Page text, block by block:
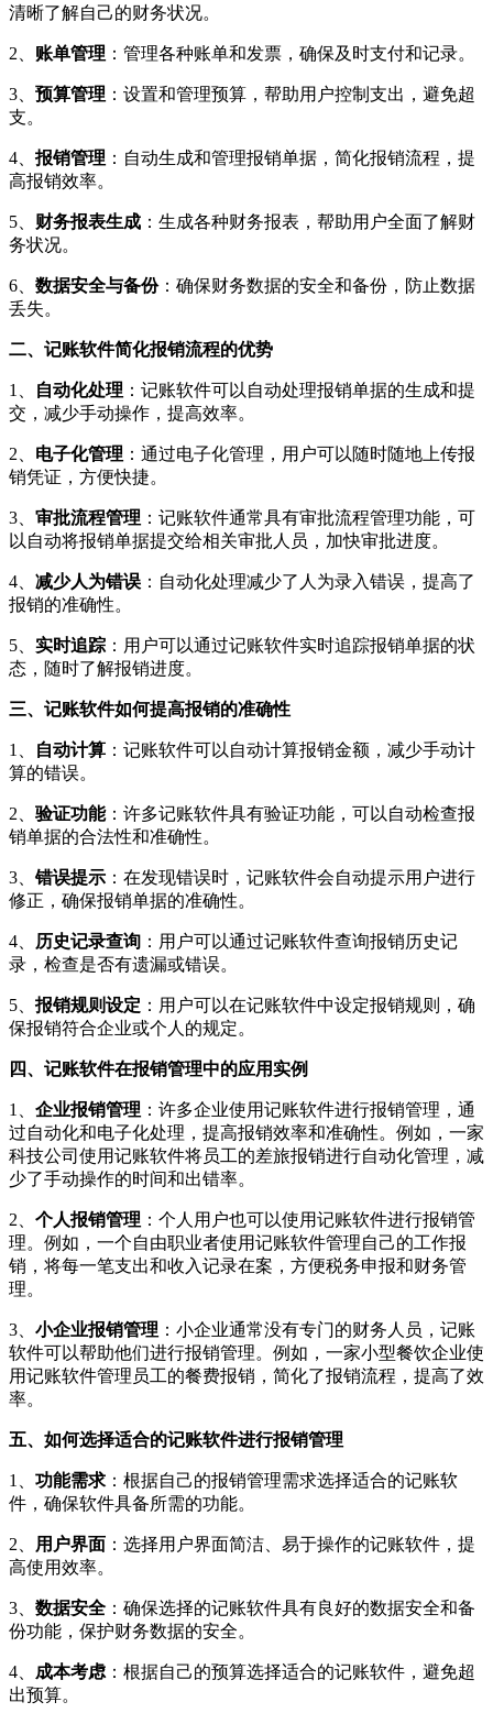
清晰了解自己的财务状况。
2、 账单管理 ：管理各种账单和发票，确保及时支付和记录。
3、 预算管理 ：设置和管理预算，帮助用户控制支出，避免超
支。
4、 报销管理 ：自动生成和管理报销单据，简化报销流程，提
高报销效率。
5、 财务报表生成 ：生成各种财务报表，帮助用户全面了解财
务状况。
6、 数据安全与备份：确保财务数据的安全和备份，防止数据
丢失。
二、记账软件简化报销流程的优势
1、 自动化处理 ：记账软件可以自动处理报销单据的生成和提
交，减少手动操作，提高效率。
2、 电子化管理 ：通过电子化管理，用户可以随时随地上传报
销凭证，方便快捷。
3、 审批流程管理 ：记账软件通常具有审批流程管理功能，可
以自动将报销单据提交给相关审批人员，加快审批进度。
4、 减少人为错误 ：自动化处理减少了人为录入错误，提高了
报销的准确性。
5、 实时追踪 ：用户可以通过记账软件实时追踪报销单据的状
态，随时了解报销进度。
三、记账软件如何提高报销的准确性
1、 自动计算 ：记账软件可以自动计算报销金额，减少手动计
算的错误。
2、 验证功能：许多记账软件具有验证功能，可以自动检查报
销单据的合法性和准确性。
3、 错误提示 ：在发现错误时，记账软件会自动提示用户进行
修正，确保报销单据的准确性。
4、 历史记录查询 ：用户可以通过记账软件查询报销历史记
录，检查是否有遗漏或错误。
5、 报销规则设定 ：用户可以在记账软件中设定报销规则，确
保报销符合企业或个人的规定。
四、记账软件在报销管理中的应用实例
1、 企业报销管理 ：许多企业使用记账软件进行报销管理，通
过自动化和电子化处理，提高报销效率和准确性。例如，一家
科技公司使用记账软件将员工的差旅报销进行自动化管理，减
少了手动操作的时间和出错率。
2、 个人报销管理 ：个人用户也可以使用记账软件进行报销管
理。例如，一个自由职业者使用记账软件管理自己的工作报
销，将每一笔支出和收入记录在案，方便税务申报和财务管
理。
3、 小企业报销管理 ：小企业通常没有专门的财务人员，记账
软件可以帮助他们进行报销管理。例如，一家小型餐饮企业使
用记账软件管理员工的餐费报销，简化了报销流程，提高了效
率。
五、如何选择适合的记账软件进行报销管理
1、 功能需求 ：根据自己的报销管理需求选择适合的记账软
件，确保软件具备所需的功能。
2、 用户界面 ：选择用户界面简洁、易于操作的记账软件，提
高使用效率。
3、 数据安全 ：确保选择的记账软件具有良好的数据安全和备
份功能，保护财务数据的安全。
4、 成本考虑 ：根据自己的预算选择适合的记账软件，避免超
出预算。